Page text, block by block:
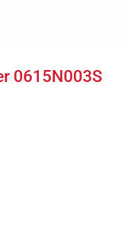
0615N003S